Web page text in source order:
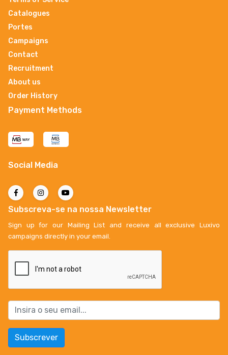
Catalogues
Portes
Campaigns
Contact
Recruitment
About us
Order History
Payment Methods
Social Media
Subscreva-se na nossa Newsletter
Sign up for our Mailing List and receive all exclusive Luxivo
campaigns directly in your email.
Subscrever